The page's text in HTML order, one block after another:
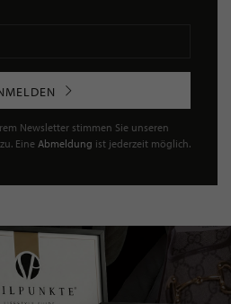
Newsletter stimmen Sie unseren
zu. Eine Abmeldung ist jederzeit möglich.